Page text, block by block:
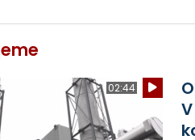
02:44